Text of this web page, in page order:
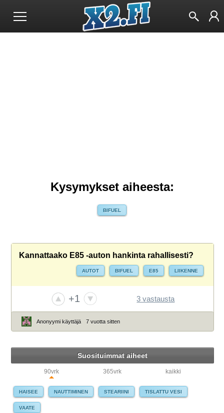
Kysymykset aiheesta:
BIFUEL
Kannattaako E85 -auton hankinta rahallisesti?
AUTOT BIFUEL E85 LIIKENNE
+1 3 vastausta
Anonyymi käyttäjä 7 vuotta sitten
Suosituimmat aiheet
90vrk 365vrk kaikki
HAISEE NAUTTIMINEN STEARIINI TISLATTU VESI
VAATE